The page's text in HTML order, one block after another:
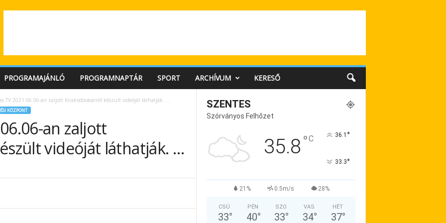
PROGRAMAJÁNLÓ PROGRAMNAPTÁR SPORT ARCHÍVUM KERESŐ
TV 2021.06.06-an zaljott Kirakodóvásárról készült videóját láthatják. …
KÖZPONT
an zaljott
videóját láthatják. …
SZENTES
Szórványos Felhőzet
35.8 °C 36.1 °
33.3°
21% 0.5m/s 28%
CSÜ
33°
PÉN
40°
SZO
33°
VAS
34°
HÉT
37°